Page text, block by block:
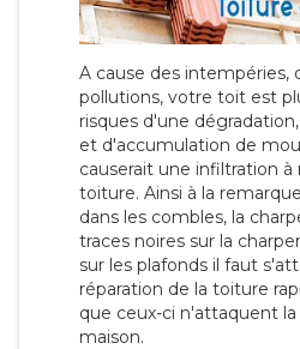
A cause des intempéries,
pollutions, votre toit est
risques d'une
et d'accumulation de
causerait une infiltration à
toiture. Ainsi à la
dans les combles, la
traces noires sur la
sur les plafonds il faut
réparation de la toiture
que ceux-ci n'attaquent
maison.